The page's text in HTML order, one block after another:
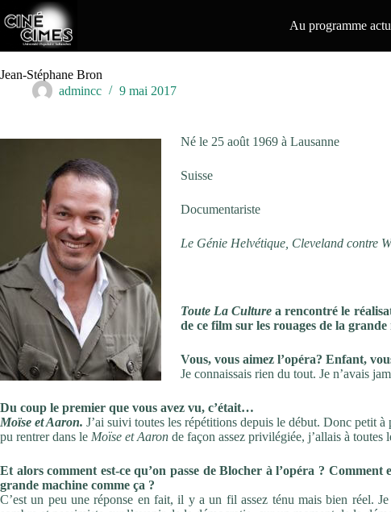
au
contenu
Au programme
Jean-Stéphane Bron
admincc
9 mai 2017
Né le 25 août 1969 à Lausanne
Suisse
Documentariste
Le Génie Helvétique, Cleveland contre
Toute La Culturea rencontré le
de ce film sur les rouages de la
Vous, vous aimez l’opéra? Enfant,
Je connaissais rien du tout. Je n’avais
Du coup le premier que vous avez vu, c’était…
Moïse et Aaron.J’ai suivi toutes les répétitions depuis le début. Donc petit
pu rentrer dans le Moïse et Aaron de façon assez privilégiée, j’allais à
Et alors comment est-ce qu’on passe de Blocher à l’opéra ?
grande machine comme ça ?
C’est un peu une réponse en fait, il y a un fil assez ténu mais bien réel.